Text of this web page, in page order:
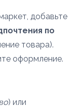
добавьте
по
товара).
оформление.
) или